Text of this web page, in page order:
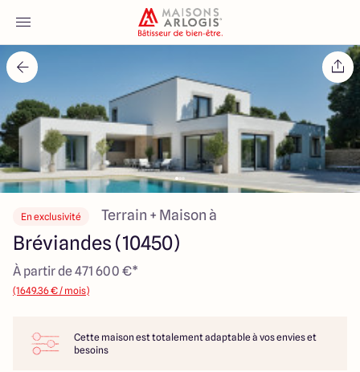
Accueil
Nos maisons
Nos annonces
Votre projet
Qui sommes-nous
Maisons ARLOGIS Aube
En exclusivité Terrain + Maison à
Bréviandes (10450)
À partir de 471 600 €*
(1649.36 € / mois)
Cette maison est totalement adaptable à vos envies et
besoins